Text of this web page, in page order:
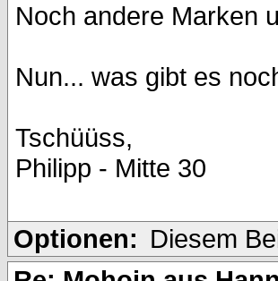
Noch andere Marken
Nun... was gibt es
Tschüüss,
Philipp - Mitte 30
Optionen: Diesem